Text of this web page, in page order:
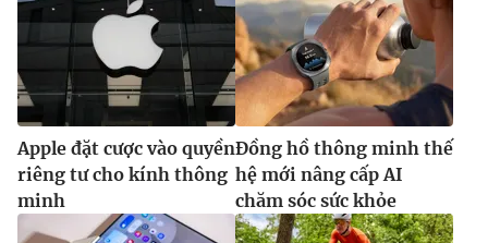
Apple đặt cược vào quyền
riêng tư cho kính thông
minh
Đồng hồ thông minh thế
hệ mới nâng cấp AI
chăm sóc sức khỏe